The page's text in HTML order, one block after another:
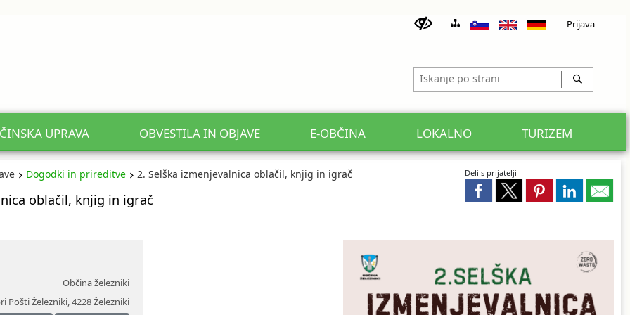
UPRAVA OBVESTILA IN OBJAVE E-OBČINA LOKALNO TURIZEM
Prijava
Deli s prijatelji
Dogodki in prireditve 2. Selška izmenjevalnica oblačil, knjig in igrač
oblačil, knjig in igrač
Občina železniki
Pošti Železniki, 4228 Železniki